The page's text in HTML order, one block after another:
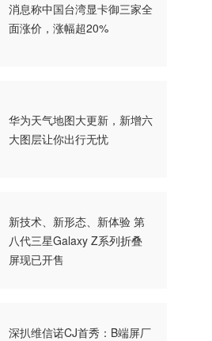
消息称中国台湾显卡御三家全
面涨价，涨幅超20%
华为天气地图大更新，新增六
大图层让你出行无忧
新技术、新形态、新体验 第
八代三星Galaxy Z系列折叠
屏现已开售
深扒维信诺CJ首秀：B端屏厂